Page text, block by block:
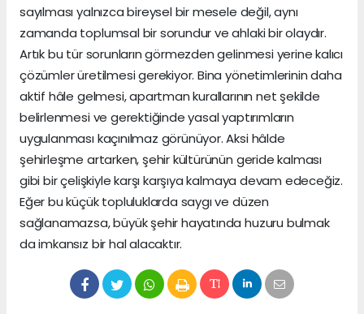
sayılması yalnızca bireysel bir mesele değil, aynı
zamanda toplumsal bir sorundur ve ahlaki bir olaydır.
Artık bu tür sorunların görmezden gelinmesi yerine kalıcı
çözümler üretilmesi gerekiyor. Bina yönetimlerinin daha
aktif hâle gelmesi, apartman kurallarının net şekilde
belirlenmesi ve gerektiğinde yasal yaptırımların
uygulanması kaçınılmaz görünüyor. Aksi hâlde
şehirleşme artarken, şehir kültürünün geride kalması
gibi bir çelişkiyle karşı karşıya kalmaya devam edeceğiz.
Eğer bu küçük topluluklarda saygı ve düzen
sağlanamazsa, büyük şehir hayatında huzuru bulmak
da imkansız bir hal alacaktır.